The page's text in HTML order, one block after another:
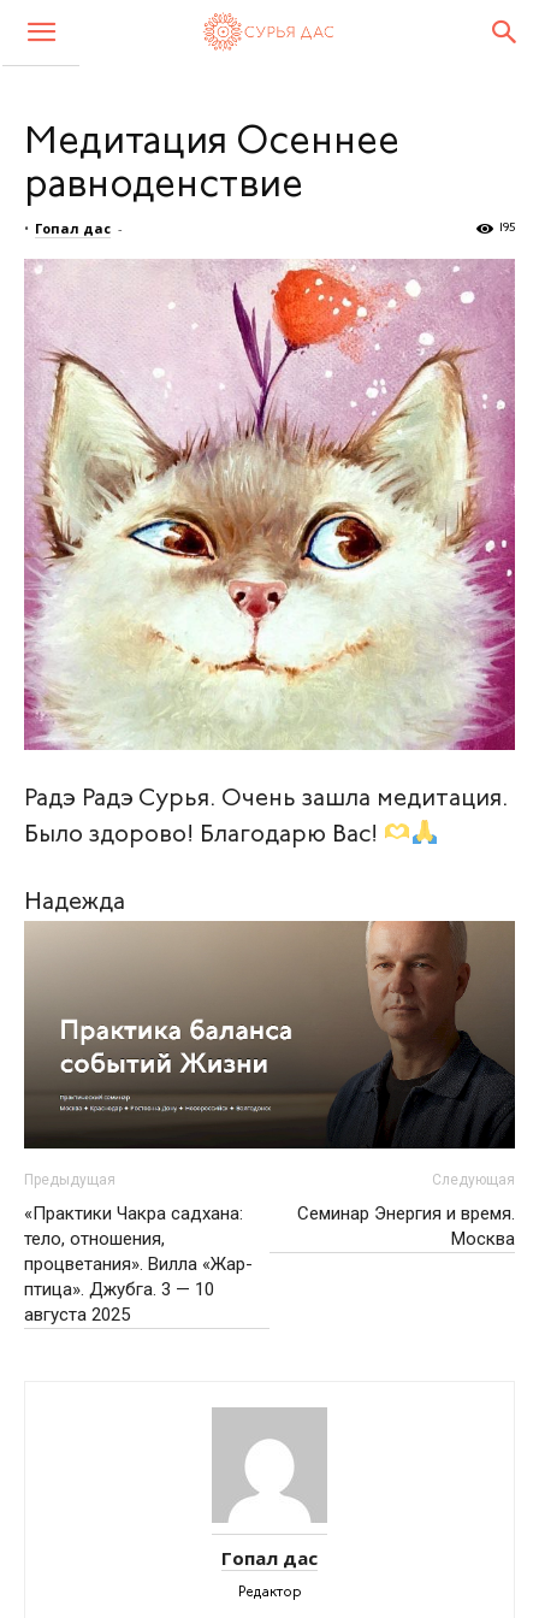
Медитация Осеннее
равноденствие
• Гопал дас - 195
Радэ Радэ Сурья. Очень зашла медитация.
Было здорово! Благодарю Вас!
Надежда
Предыдущая
«Практики Чакра садхана:
тело, отношения,
процветания». Вилла «Жар-
птица». Джубга. 3 — 10
августа 2025
Следующая
Семинар Энергия и время.
Москва
Гопал дас
Редактор